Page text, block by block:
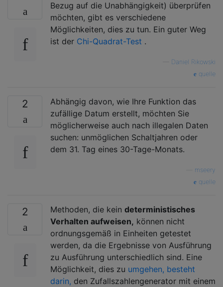
Bezug auf die Unabhängigkeit) überprüfen
möchten, gibt es verschiedene
Möglichkeiten, dies zu tun. Ein guter Weg
ist der Chi-Quadrat-Test .
Daniel Rikowski
quelle
2
Abhängig davon, wie Ihre Funktion das
zufällige Datum erstellt, möchten Sie
möglicherweise auch nach illegalen Daten
suchen: unmöglichen Schaltjahren oder
dem 31. Tag eines 30-Tage-Monats.
mseery
quelle
2 Methoden, die kein deterministisches
Verhalten aufweisen, können nicht
ordnungsgemäß in Einheiten getestet
werden, da die Ergebnisse von Ausführung
zu Ausführung unterschiedlich sind. Eine
Möglichkeit, dies zu umgehen, besteht
darin, den Zufallszahlengenerator mit einem